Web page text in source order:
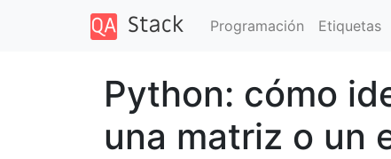
Programación Etiquetas
Python: cómo
una matriz o un